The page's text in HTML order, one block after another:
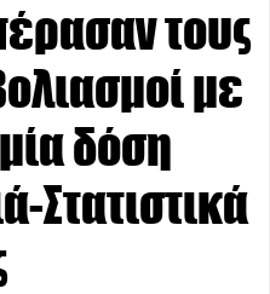
τους
με
δόση
Στατιστικά